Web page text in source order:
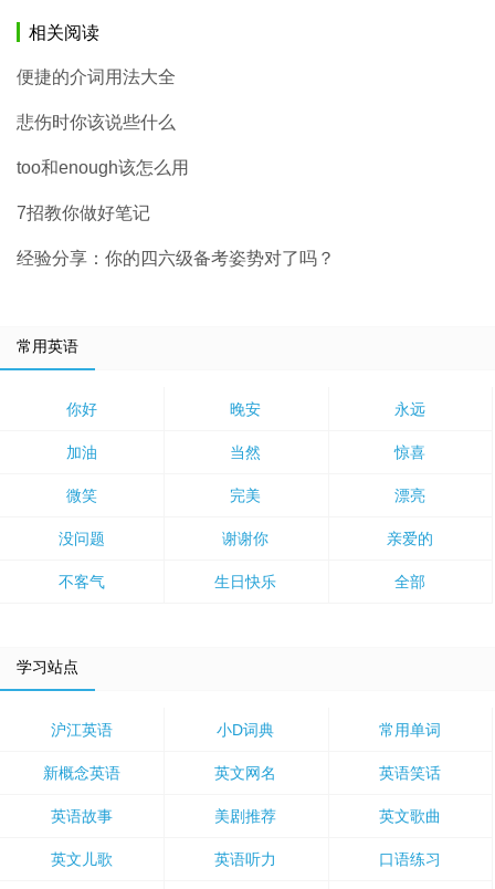
相关阅读
便捷的介词用法大全
悲伤时你该说些什么
too和enough该怎么用
7招教你做好笔记
经验分享：你的四六级备考姿势对了吗？
常用英语
你好 晚安 永远
加油 当然 惊喜
微笑 完美 漂亮
没问题 谢谢你 亲爱的
不客气 生日快乐 全部
学习站点
沪江英语 小D词典 常用单词
新概念英语 英文网名 英语笑话
英语故事 美剧推荐 英文歌曲
英文儿歌 英语听力 口语练习